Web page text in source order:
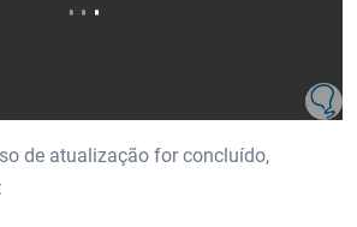
de atualização for concluído,